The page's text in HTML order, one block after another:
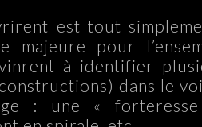
est tout
majeure pour
à identifier
dans le
: une «